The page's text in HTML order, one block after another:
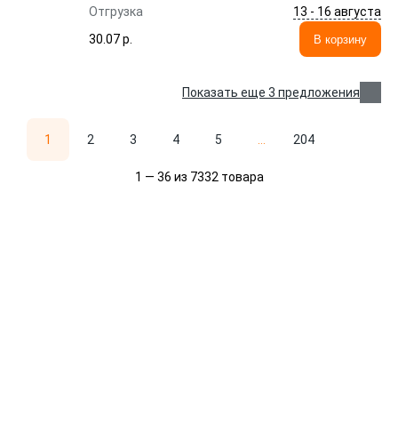
Отгрузка
13 - 16 августа
30.07 p.
В корзину
Показать еще 3 предложения
1 2 3 4 5 204
1 — 36 из 7332 товара